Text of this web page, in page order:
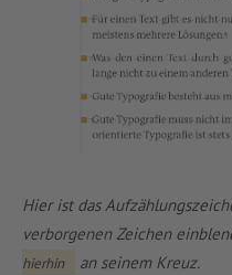
Hier ist das
verborgenen Zeichen
hierhin
an seinem Kreuz.